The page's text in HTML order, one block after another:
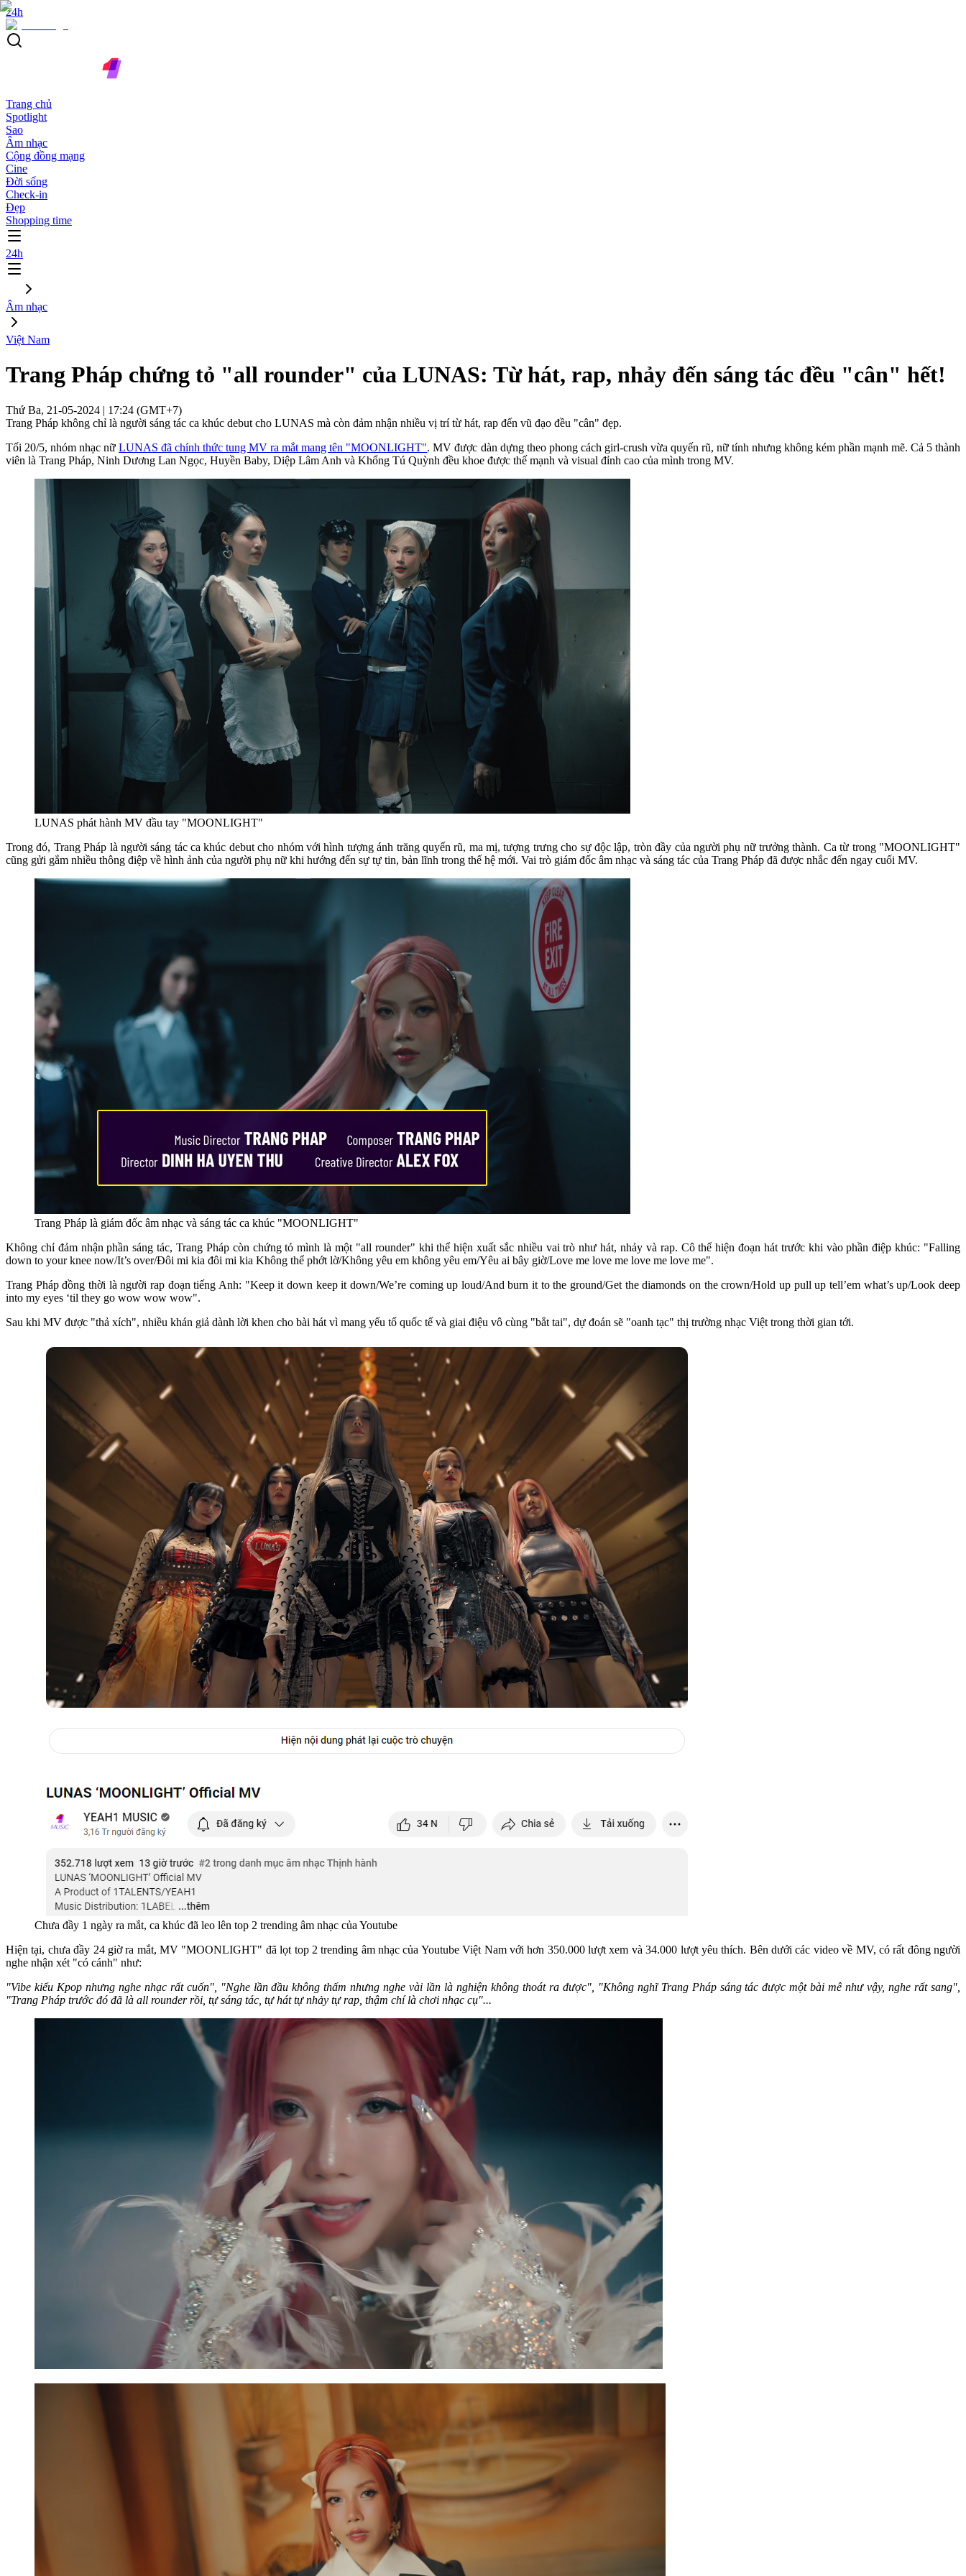
24h
Trang chủ
Spotlight
Sao
Âm nhạc
Cộng đồng mạng
Cine
Đời sống
Check-in
Đẹp
Shopping time
24h
Âm nhạc
Việt Nam
Trang Pháp chứng tỏ "all rounder" của LUNAS: Từ hát, rap, nhảy đến sáng tác đều "cân" hết!
Thứ Ba, 21-05-2024 | 17:24 (GMT+7)
Trang Pháp không chỉ là người sáng tác ca khúc debut cho LUNAS mà còn đảm nhận nhiều vị trí từ hát, rap đến vũ đạo đều "cân" đẹp.
Tối 20/5, nhóm nhạc nữLUNAS đã chính thức tung MV ra mắt mang tên "MOONLIGHT". MV được dàn dựng theo phong cách girl-crush vừa quyến rũ, nữ tính nhưng không kém phần mạnh mẽ. Cả 5 thành
viên là Trang Pháp, Ninh Dương Lan Ngọc, Huyền Baby, Diệp Lâm Anh và Khổng Tú Quỳnh đều khoe được thế mạnh và visual đỉnh cao của mình trong MV.
LUNAS phát hành MV đầu tay "MOONLIGHT"
Trong đó, Trang Pháp là người sáng tác ca khúc debut cho nhóm với hình tượng ánh trăng quyến rũ, ma mị, tượng trưng cho sự độc lập, tròn đầy của người phụ nữ trưởng thành. Ca từ trong "MOONLIGHT"
cũng gửi gắm nhiều thông điệp về hình ảnh của người phụ nữ khi hướng đến sự tự tin, bản lĩnh trong thế hệ mới. Vai trò giám đốc âm nhạc và sáng tác của Trang Pháp đã được nhắc đến ngay cuối MV.
Trang Pháp là giám đốc âm nhạc và sáng tác ca khúc "MOONLIGHT"
Không chỉ đảm nhận phần sáng tác, Trang Pháp còn chứng tỏ mình là một "all rounder" khi thể hiện xuất sắc nhiều vai trò như hát, nhảy và rap. Cô thể hiện đoạn hát trước khi vào phần điệp khúc: "Falling
down to your knee now/It’s over/Đôi mi kia đôi mi kia Không thể phớt lờ/Không yêu em không yêu em/Yêu ai bây giờ/Love me love me love me love me".
Trang Pháp đồng thời là người rap đoạn tiếng Anh: "Keep it down keep it down/We’re coming up loud/And burn it to the ground/Get the diamonds on the crown/Hold up pull up tell’em what’s up/Look deep
into my eyes ‘til they go wow wow wow".
Sau khi MV được "thả xích", nhiều khán giả dành lời khen cho bài hát vì mang yếu tố quốc tế và giai điệu vô cùng "bắt tai", dự đoán sẽ "oanh tạc" thị trường nhạc Việt trong thời gian tới.
Chưa đầy 1 ngày ra mắt, ca khúc đã leo lên top 2 trending âm nhạc của Youtube
Hiện tại, chưa đầy 24 giờ ra mắt, MV "MOONLIGHT" đã lọt top 2 trending âm nhạc của Youtube Việt Nam với hơn 350.000 lượt xem và 34.000 lượt yêu thích. Bên dưới các video về MV, có rất đông người
nghe nhận xét "có cánh" như:
"Vibe kiểu Kpop nhưng nghe nhạc rất cuốn", "Nghe lần đầu không thấm nhưng nghe vài lần là nghiện không thoát ra được", "Không nghĩ Trang Pháp sáng tác được một bài mê như vậy, nghe rất sang",
"Trang Pháp trước đó đã là all rounder rồi, tự sáng tác, tự hát tự nhảy tự rap, thậm chí là chơi nhạc cụ"...